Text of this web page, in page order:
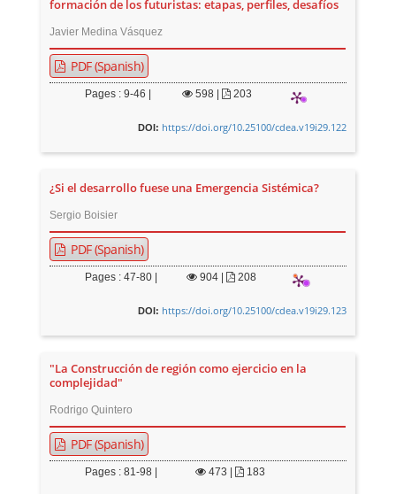
formación de los futuristas: etapas, perfiles, desafíos
Javier Medina Vásquez
PDF (Spanish)
Pages : 9-46 | 598 203
DOI: https://doi.org/10.25100/cdea.v19i29.122
¿Si el desarrollo fuese una Emergencia Sistémica?
Sergio Boisier
PDF (Spanish)
Pages : 47-80 | 904| 208
DOI: https://doi.org/10.25100/cdea.v19i29.123
"La Construcción de región como ejercicio en la
complejidad"
Rodrigo Quintero
PDF (Spanish)
Pages : 81-98 | 473 183